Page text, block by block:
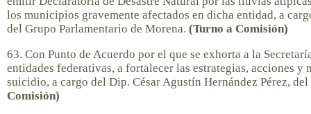
los municipios gravemente afectados en dicha entidad, a
del Grupo Parlamentario de Morena. (Turno a Comisión)
63. Con Punto de Acuerdo por el que se exhorta a la
entidades federativas, a fortalecer las estrategias, acciones
suicidio, a cargo del Dip. César Agustín Hernández Pérez,
Comisión)